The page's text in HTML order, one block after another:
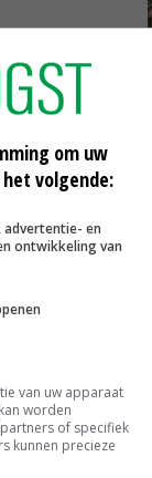
voor
Claas-
om uw
volgende:
advertentie- en
ontwikkeling van
van uw apparaat
worden
of specifiek
kunnen precieze